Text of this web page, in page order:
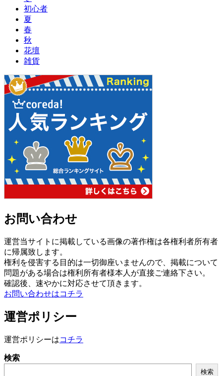
初心者
夏
春
秋
花壇
雑貨
お問い合わせ
運営当サイトに掲載している画像の著作権は各権利者所有者
に帰属致します。
権利を侵害する目的は一切御座いませんので、掲載について
問題がある場合は権利所有者様本人が直接ご連絡下さい。
確認後、速やかに対応させて頂きます。
お問い合わせはコチラ
運営ポリシー
運営ポリシーはコチラ
検索
検索